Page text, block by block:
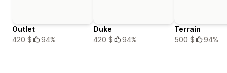
Outlet
420 $
94%
Duke
420 $
94%
Terrain
500 $
94%